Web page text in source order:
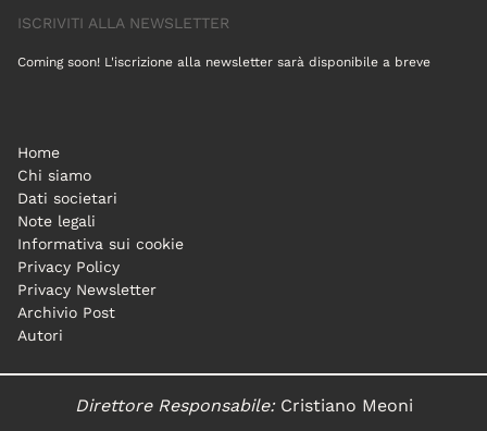
ISCRIVITI ALLA NEWSLETTER
Coming soon! L'iscrizione alla newsletter sarà disponibile a breve
Home
Chi siamo
Dati societari
Note legali
Informativa sui cookie
Privacy Policy
Privacy Newsletter
Archivio Post
Autori
Direttore Responsabile:Cristiano Meoni